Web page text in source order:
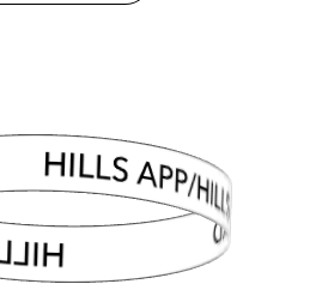
HILLS APP/HILLS CARD